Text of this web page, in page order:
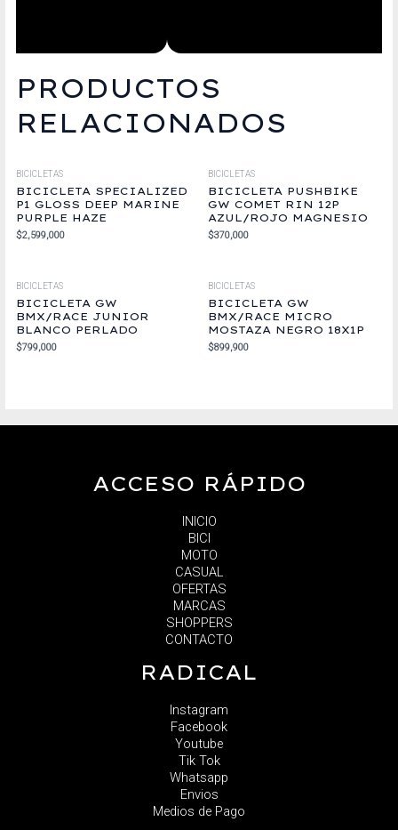
PRODUCTOS
RELACIONADOS
BICICLETAS
BICICLETA SPECIALIZED
P1 GLOSS DEEP MARINE
PURPLE HAZE
$2,599,000
BICICLETAS
BICICLETA PUSHBIKE
GW COMET RIN 12P
AZUL/ROJO MAGNESIO
$370,000
BICICLETAS
BICICLETA GW
BMX/RACE JUNIOR
BLANCO PERLADO
$799,000
BICICLETAS
BICICLETA GW
BMX/RACE MICRO
MOSTAZA NEGRO 18X1P
$899,900
ACCESO RÁPIDO
INICIO
BICI
MOTO
CASUAL
OFERTAS
MARCAS
SHOPPERS
CONTACTO
RADICAL
Instagram
Facebook
Youtube
Tik Tok
Whatsapp
Envios
Medios de Pago